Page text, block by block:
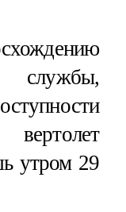
службы,
вертолет
утром 29